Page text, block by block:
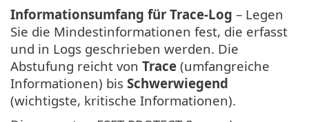
Informationsumfang für Trace-Log – Legen
Sie die Mindestinformationen fest, die erfasst
und in Logs geschrieben werden. Die
Abstufung reicht von Trace (umfangreiche
Informationen) bis Schwerwiegend
(wichtigste, kritische Informationen).